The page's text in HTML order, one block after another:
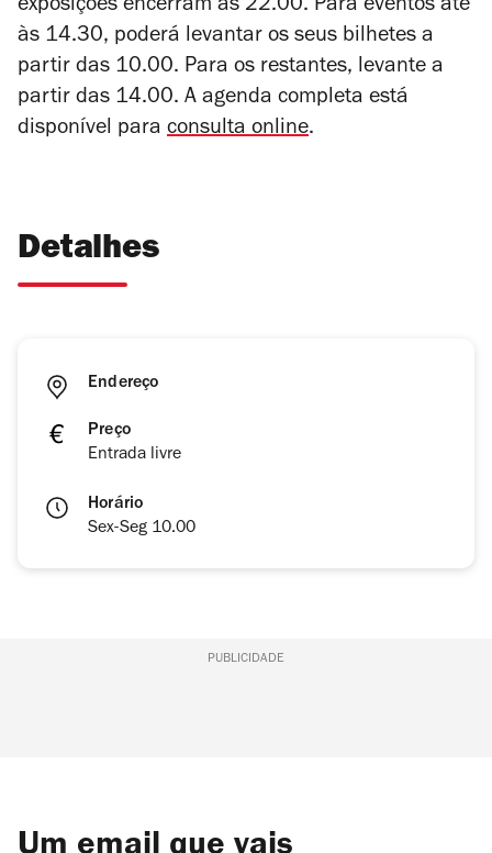
exposições encerram às 22.00. Para eventos até
às 14.30, poderá levantar os seus bilhetes a
partir das 10.00. Para os restantes, levante a
partir das 14.00. A agenda completa está
disponível para consulta online.
Detalhes
Endereço
Preço
Entrada livre
Horário
Sex-Seg 10.00
PUBLICIDADE